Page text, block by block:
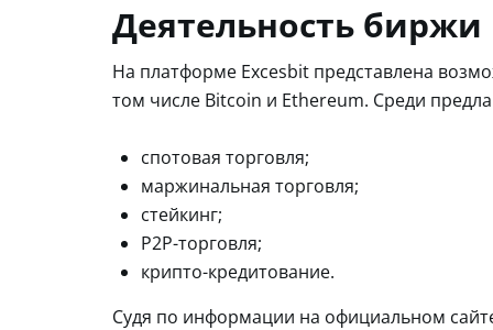
Деятельность биржи
На платформе Excesbit представлена
том числе Bitcoin и Ethereum. Среди
спотовая торговля;
маржинальная торговля;
стейкинг;
P2P-торговля;
крипто-кредитование.
Судя по информации на официальном